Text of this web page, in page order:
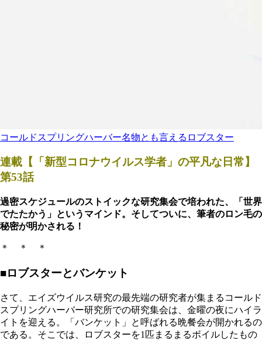
コールドスプリングハーバー名物とも言えるロブスター
連載【「新型コロナウイルス学者」の平凡な日常】
第53話
過密スケジュールのストイックな研究集会で培われた、「世界
でたたかう」というマインド。そしてついに、筆者のロン毛の
秘密が明かされる！
＊ ＊ ＊
■ロブスターとバンケット
さて、エイズウイルス研究の最先端の研究者が集まるコールド
スプリングハーバー研究所での研究集会は、金曜の夜にハイラ
イトを迎える。「バンケット」と呼ばれる晩餐会が開かれるの
である。そこでは、ロブスターを1匹まるまるボイルしたもの